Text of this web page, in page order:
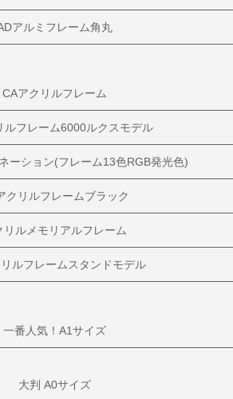
アルミフレーム角丸
CAアクリルフレーム
ルフレーム6000ルクスモデル
ーション(フレーム13色RGB発光色)
クリルフレームブラック
リルメモリアルフレーム
ルフレームスタンドモデル
一番人気！A1サイズ
大判 A0サイズ